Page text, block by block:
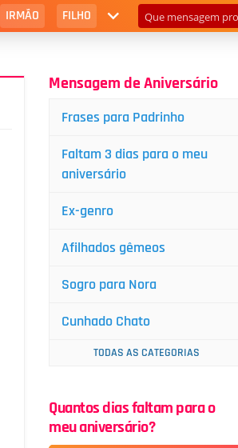
IRMÃO FILHO
Mensagem de Aniversário
Frases para Padrinho
Faltam 3 dias para o meu
aniversário
Ex-genro
Afilhados gêmeos
Sogro para Nora
Cunhado Chato
TODAS AS CATEGORIAS
Quantos dias faltam para o
meu aniversário?